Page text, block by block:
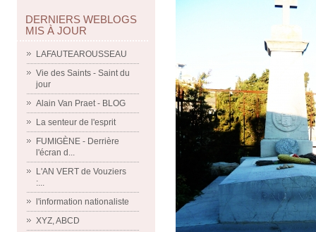
DERNIERS WEBLOGS
MIS À JOUR
LAFAUTEAROUSSEAU
Vie des Saints - Saint du
jour
Alain Van Praet - BLOG
La senteur de l'esprit
FUMIGÈNE - Derrière
l'écran d...
L'AN VERT de Vouziers
:...
l'information nationaliste
XYZ, ABCD